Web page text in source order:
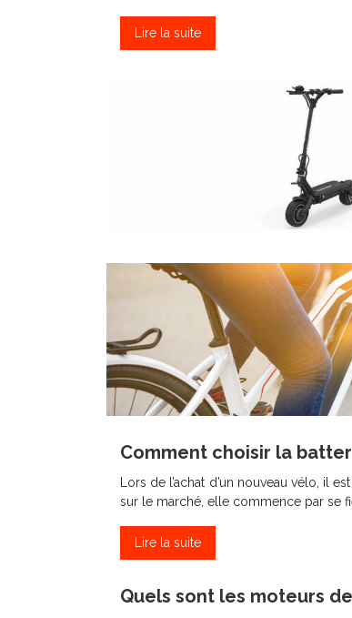
Lire la suite
Comment choisir la
Lors de l’achat d’un nouveau vélo,
sur le marché, elle commence par se
Lire la suite
Quels sont les moteurs